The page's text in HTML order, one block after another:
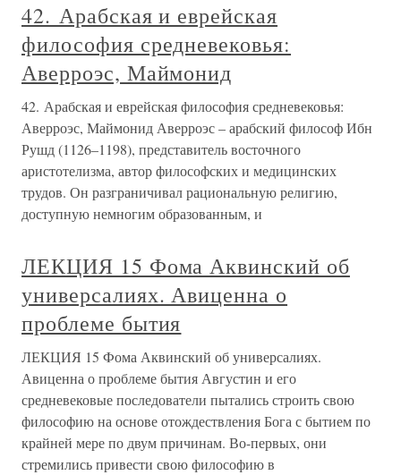
42. Арабская и еврейская
философия средневековья:
Аверроэс, Маймонид
42. Арабская и еврейская философия средневековья:
Аверроэс, Маймонид Аверроэс – арабский философ Ибн
Рушд (1126–1198), представитель восточного
аристотелизма, автор философских и медицинских
трудов. Он разграничивал рациональную религию,
доступную немногим образованным, и
ЛЕКЦИЯ 15 Фома Аквинский об
универсалиях. Авиценна о
проблеме бытия
ЛЕКЦИЯ 15 Фома Аквинский об универсалиях.
Авиценна о проблеме бытия Августин и его
средневековые последователи пытались строить свою
философию на основе отождествления Бога с бытием по
крайней мере по двум причинам. Во-первых, они
стремились привести свою философию в